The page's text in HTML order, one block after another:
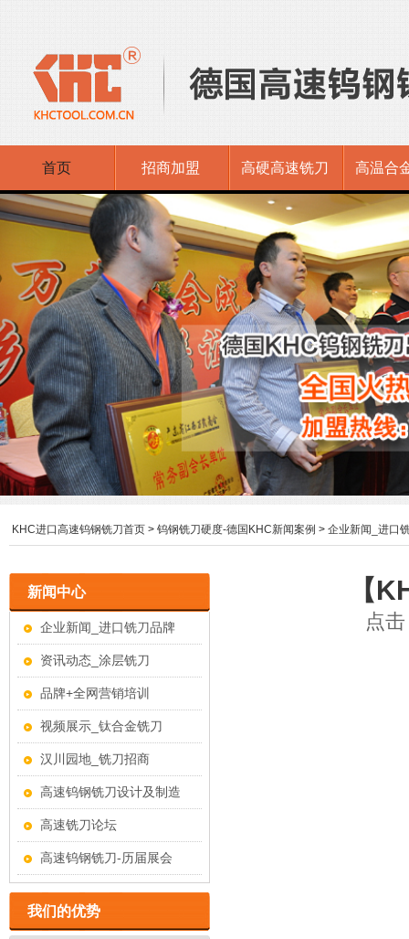
首页 招商加盟 高硬高速铣刀 高温合
KHC进口高速钨钢铣刀首页 > 钨钢铣刀硬度-德国KHC新闻案例 > 企业新闻_进口
【
点
新闻中心
企业新闻_进口铣刀品牌
资讯动态_涂层铣刀
品牌+全网营销培训
视频展示_钛合金铣刀
汉川园地_铣刀招商
高速钨钢铣刀设计及制造
高速铣刀论坛
高速钨钢铣刀-历届展会
我们的优势